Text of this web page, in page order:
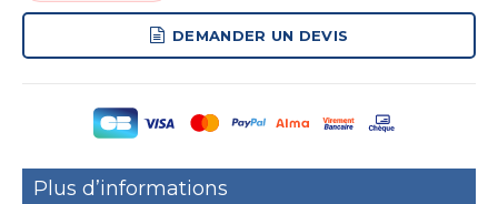
DEMANDER UN DEVIS
Plus d’informations